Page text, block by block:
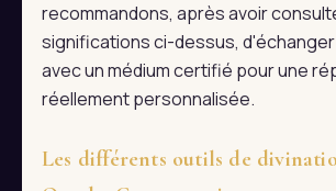
recommandons, après avoir
significations ci-dessus,
avec un médium certifié pour une
réellement personnalisée.
Les différents outils de